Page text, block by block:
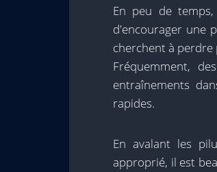
En peu de
d'encourager une
cherchent à perdre
Fréquemment,
entraînements
rapides.
En avalant les
approprié, il est